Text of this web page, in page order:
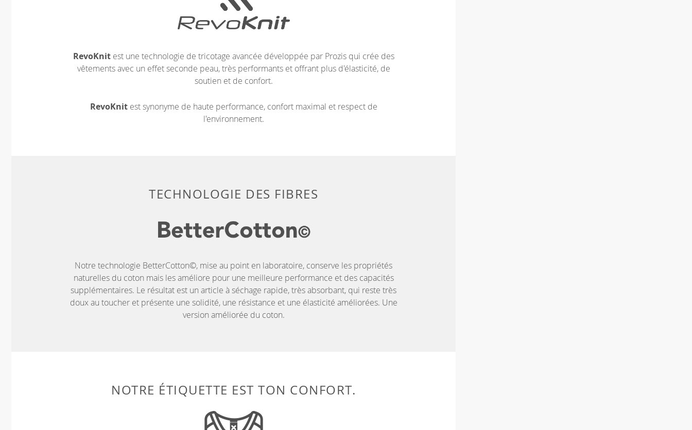
RevoKnitest une technologie de tricotage avancée développée par Prozis qui crée des
vêtements avec un effet seconde peau, très performants et offrant plus d'élasticité, de
soutien et de confort.
RevoKnitest synonyme de haute performance, confort maximal et respect de
l'environnement.
TECHNOLOGIE DES FIBRES
Notre technologie BetterCotton©, mise au point en laboratoire, conserve les propriétés
naturelles du coton mais les améliore pour une meilleure performance et des capacités
supplémentaires. Le résultat est un article à séchage rapide, très absorbant, qui reste très
doux au toucher et présente une solidité, une résistance et une élasticité améliorées. Une
version améliorée du coton.
NOTRE ÉTIQUETTE EST TON CONFORT.